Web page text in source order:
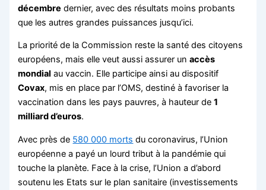
décembre dernier, avec des résultats moins probants
que les autres grandes puissances jusqu’ici.
La priorité de la Commission reste la santé des citoyens
européens, mais elle veut aussi assurer unaccès
mondial au vaccin. Elle participe ainsi au dispositif
Covax, mis en place par l’OMS, destiné à favoriser la
vaccination dans les pays pauvres, à hauteur de1
milliard d’euros.
Avec près de 580 000 morts du coronavirus, l’Union
européenne a payé un lourd tribut à la pandémie qui
touche la planète. Face à la crise, l’Union a d’abord
soutenu les Etats sur le plan sanitaire (investissements